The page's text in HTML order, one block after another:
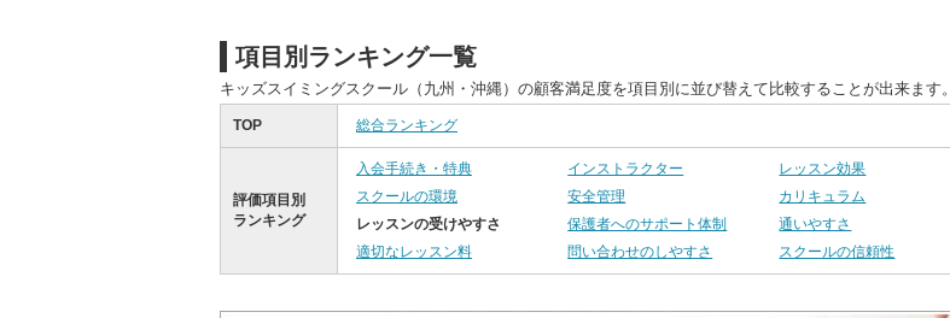
項目別ランキング一覧
キッズスイミングスクール（九州・沖縄）の顧客満足度を項目別に並び替えて比較することが出来ます。
TOP 総合ランキング
評価項目別
ランキング
入会手続き・特典 インストラクター
レッスン効果
スクールの環境
安全管理
カリキュラム
レッスンの受けやすさ
保護者へのサポート体制
通いやすさ
適切なレッスン料
問い合わせのしやすさ スクールの信頼性